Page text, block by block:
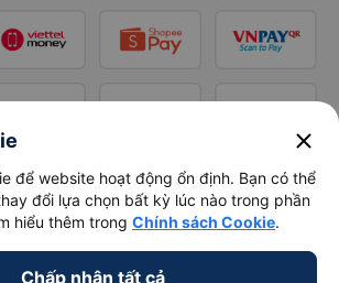
close
để website hoạt động ổn định. Bạn có thể
đổi lựa chọn bất kỳ lúc nào trong phần
hiểu thêm trong Chính sách Cookie.
Chấp nhận tất cả